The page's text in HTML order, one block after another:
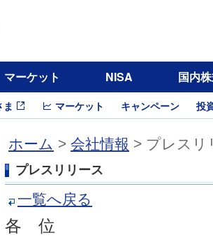
マーケット NISA 国内
マーケット キャンペーン 投
ホーム > 会社情報 > プレスリ
プレスリリース
一覧へ戻る
各 位